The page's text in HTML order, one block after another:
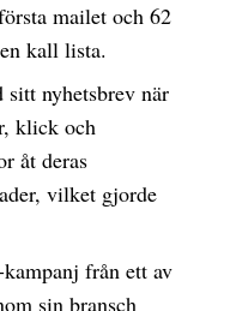
mailet och 62
kall lista.
nyhetsbrev när
klick och
åt deras
vilket gjorde
från ett av
sin bransch